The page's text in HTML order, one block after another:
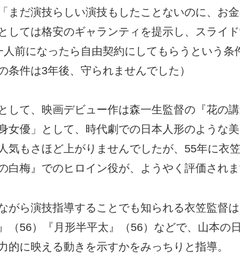
まだ演技らしい演技もしたことないのに、お
しては格安のギャランティを提示し、スライ
前になったら自由契約にしてもらうという条
条件は3年後、守られませんでした）
して、映画デビュー作は森一生監督の『花の
女優」として、時代劇での日本人形のような
気もさほど上がりませんでしたが、55年に衣
白梅』でのヒロイン役が、ようやく評価されま
がら演技指導することでも知られる衣笠監督
（56）『月形半平太』（56）などで、山本の
的に映える動きを示すかをみっちりと指導。